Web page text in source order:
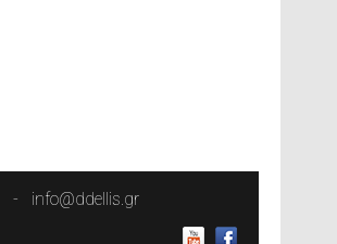
info@ddellis.gr